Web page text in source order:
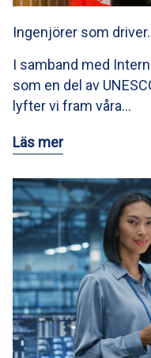
Ingenjörer som
I samband med
som en del av
lyfter vi fram våra…
Läs mer